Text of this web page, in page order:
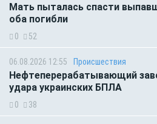
Мать пыталась спасти
оба погибли
0 52
06.08.2026 12:55 Происшествия
Нефтеперерабатывающий
удара украинских БПЛА
0 38